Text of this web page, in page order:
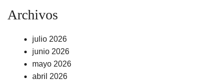
Archivos
julio 2026
junio 2026
mayo 2026
abril 2026